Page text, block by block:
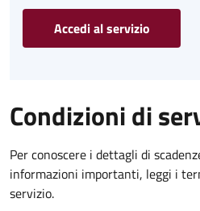
Accedi al servizio
Condizioni di
Per conoscere i dettagli di
informazioni importanti, leggi i
servizio.